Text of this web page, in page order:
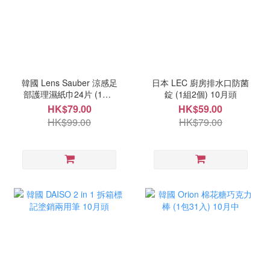
韓國 Lens Sauber 涼感足
部護理濕紙巾24片 (1套2
盒) 10月中
HK$79.00
HK$99.00
日本 LEC 廚房排水口防菌
錠 (1組2個) 10月頭
HK$59.00
HK$79.00